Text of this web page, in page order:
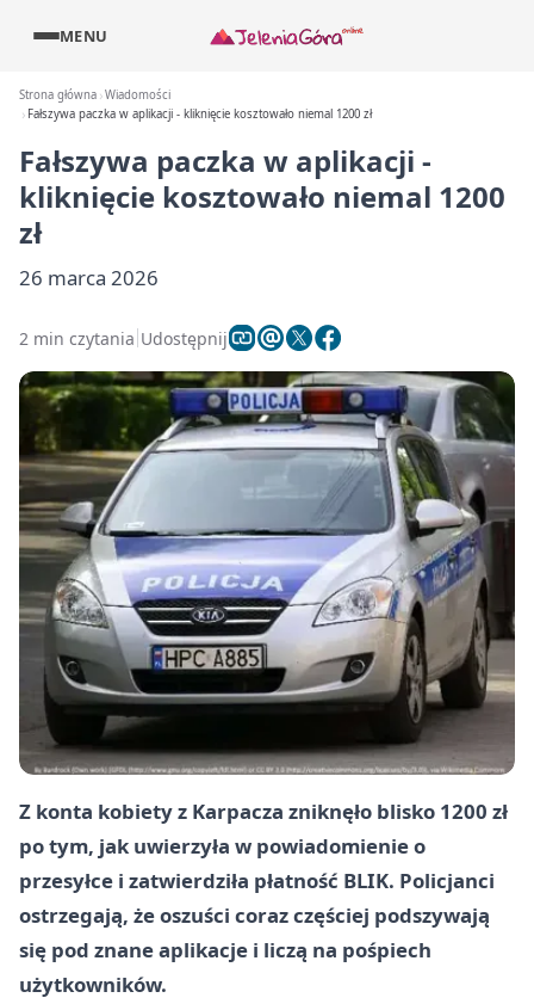
MENU
Strona główna Wiadomości
Fałszywa paczka w aplikacji - kliknięcie kosztowało niemal 1200 zł
Fałszywa paczka w aplikacji -
kliknięcie kosztowało niemal 1200
zł
26 marca 2026
2 min czytania Udostępnij
Z konta kobiety z Karpacza zniknęło blisko 1200 zł
po tym, jak uwierzyła w powiadomienie o
przesyłce i zatwierdziła płatność BLIK. Policjanci
ostrzegają, że oszuści coraz częściej podszywają
się pod znane aplikacje i liczą na pośpiech
użytkowników.